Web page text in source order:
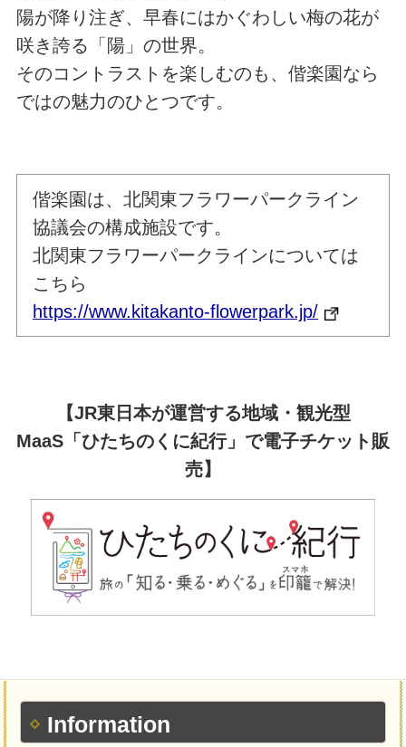
陽が降り注ぎ、早春にはかぐわしい梅の花が
咲き誇る「陽」の世界。
そのコントラストを楽しむのも、偕楽園なら
ではの魅力のひとつです。
偕楽園は、北関東フラワーパークライン
協議会の構成施設です。
北関東フラワーパークラインについては
こちら
https://www.kitakanto-flowerpark.jp/
【JR東日本が運営する地域・観光型
MaaS「ひたちのくに紀行」で電子チケット販
売】
Information